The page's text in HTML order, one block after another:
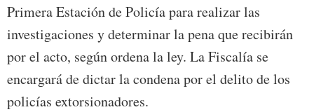
Primera Estación de Policía para realizar las
investigaciones y determinar la pena que recibirán
por el acto, según ordena la ley. La Fiscalía se
encargará de dictar la condena por el delito de los
policías extorsionadores.